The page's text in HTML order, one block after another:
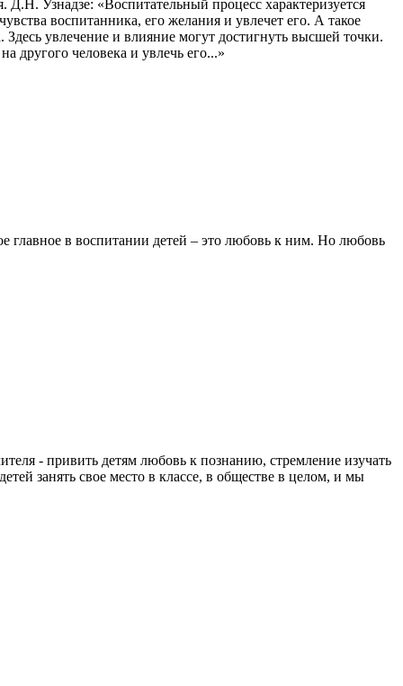
Узнадзе: «Воспитательный процесс характеризуется
воспитанника, его желания и увлечет его. А такое
увлечение и влияние могут достигнуть высшей точки.
другого человека и увлечь его...»
главное в воспитании детей – это любовь к ним. Но любовь
- привить детям любовь к познанию, стремление изучать
занять свое место в классе, в обществе в целом, и мы